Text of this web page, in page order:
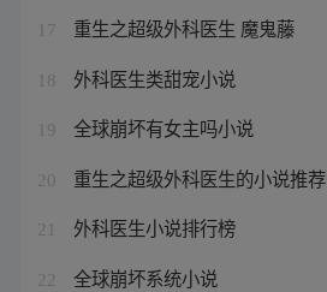
17 重生之超级外科医生 魔鬼藤
18 外科医生类甜宠小说
19 全球崩坏有女主吗小说
20 重生之超级外科医生的小说推荐
21 外科医生小说排行榜
22 全球崩坏系统小说